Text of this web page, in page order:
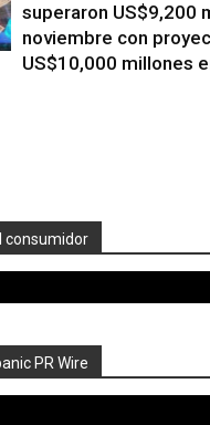
superaron US$9,200
noviembre con
US$10,000 millones
consumidor
PR Wire